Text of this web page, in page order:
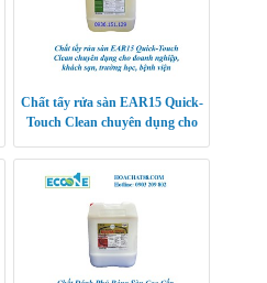
Chất tẩy rửa sàn EAR15 Quick-
Touch Clean chuyên dụng cho
trường học, bệnh v